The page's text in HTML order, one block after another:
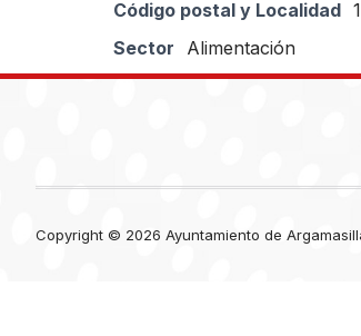
Código postal y Localidad
Sector
Alimentación
Copyright © 2026 Ayuntamiento de